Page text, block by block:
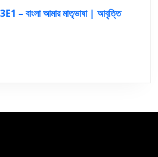
– বাংলা আমার মাতৃভাষা | আবৃত্তি